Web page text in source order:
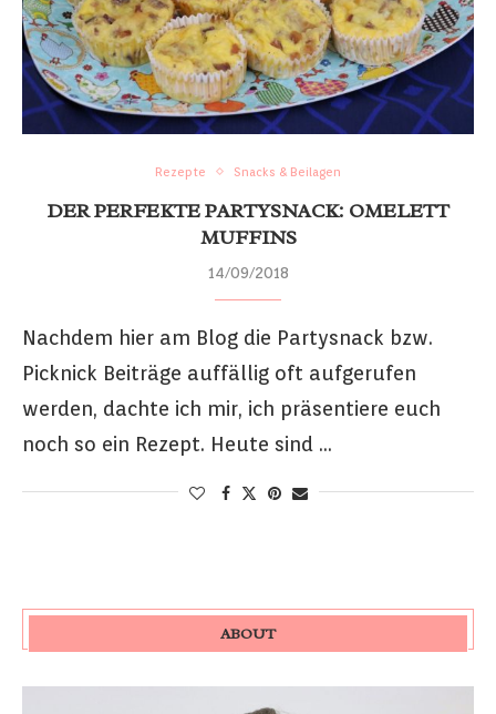
Rezepte Snacks & Beilagen
DER PERFEKTE PARTYSNACK: OMELETT
MUFFINS
14/09/2018
Nachdem hier am Blog die Partysnack bzw.
Picknick Beiträge auffällig oft aufgerufen
werden, dachte ich mir, ich präsentiere euch
noch so ein Rezept. Heute sind …
ABOUT